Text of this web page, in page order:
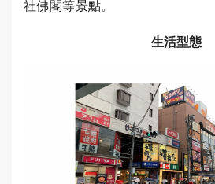
社佛閣等景點。
生活型態